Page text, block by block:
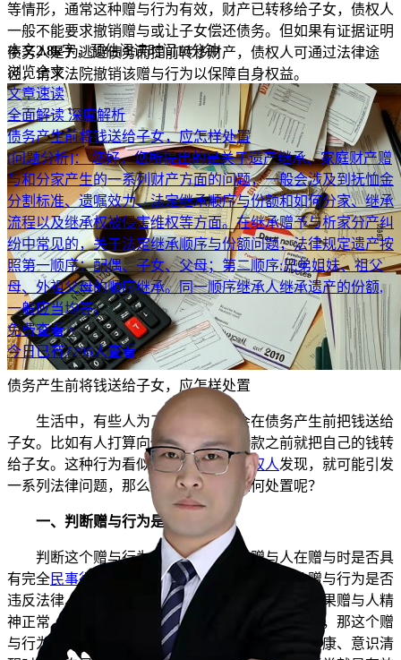
等情形，通常这种赠与行为有效，财产已转移给子女，债权人
一般不能要求撤销赠与或让子女偿还债务。但如果有证据证明
债务人是为逃避债务而提前转移财产，债权人可通过法律途
径，请求法院撤销该赠与行为以保障自身权益。
债务产生前将钱送给子女，应怎样处置
生活中，有些人为了逃避 债务
，会在债务产生前把钱送给
子女。比如有人打算向他人借款，在借款之前就把自己的钱转
给子女。这种行为看似巧妙，可一旦
债权人发现，就可能引发
一系列法律问题，那么这种情况下该如何处置呢？
一、判断赠与行为是否有效
判断这个赠与行为是否有效，得看赠与人在赠与时是否具
有完全民事行为能力
，意思表示是否真实，以及赠与行为是否
违反法律、行政
的强制性规定和公序良俗。如果赠与人精
神正常，自愿将钱送给子女，且没有违反法律规定，那这个赠
与行为在一般情况下是有效的。比如老张在身体健康、意识清
本文2.8k字，预估阅读时间10分钟
浏览全文
文章速读
全面解读 深度解析
债务产生前将钱送给子女，应怎样处置
[问题分析]：您好，您所提出的是关于遗产继承、家庭财产赠
与和分家产生的一系列财产方面的问题，一般会涉及到抚恤金
分割标准、遗嘱效力、法定继承顺序与份额和如何分家、继承
流程以及继承权被侵害维权等方面。在继承赠予与析家分产纠
纷中常见的，关于法定继承顺序与份额问题，法律规定遗产按
照第一顺序：配偶、子女、父母；第二顺序:兄弟姐妹、祖父
母、外祖父母的顺序继承。同一顺序继承人继承遗产的份额,
一般应当均等。
免费查看 >
今日已有7296人查看